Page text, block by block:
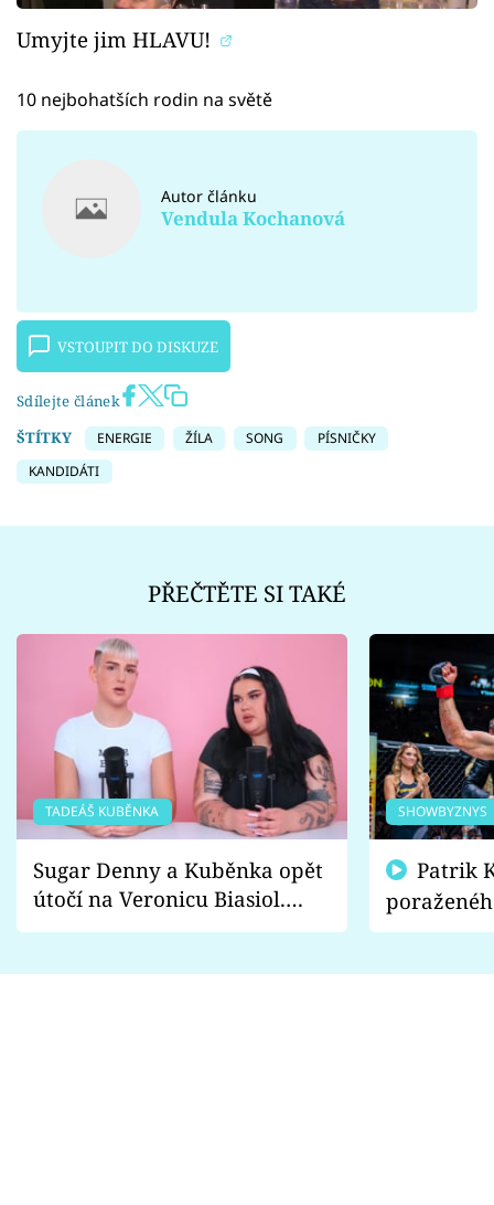
Umyjte jim HLAVU!
10 nejbohatších rodin na světě
Autor článku
Vendula Kochanová
VSTOUPIT DO DISKUZE
Sdílejte článek
ŠTÍTKY
ENERGIE ŽÍLA SONG
PÍSNIČKY
KANDIDÁTI
PŘEČTĚTE SI TAKÉ
TADEÁŠ KUBĚNKA
Sugar Denny a Kuběnka opět
útočí na Veronicu Biasiol.
Proč je podle nich falešná a
SHOWBYZNYS
fanoušci